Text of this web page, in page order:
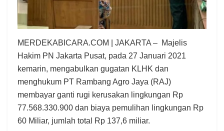
MERDEKABICARA.COM | JAKARTA – Majelis
Hakim PN Jakarta Pusat, pada 27 Januari 2021
kemarin, mengabulkan gugatan KLHK dan
menghukum PT Rambang Agro Jaya (RAJ)
membayar ganti rugi kerusakan lingkungan Rp
77.568.330.900 dan biaya pemulihan lingkungan Rp
60 Miliar, jumlah total Rp 137,6 miliar.